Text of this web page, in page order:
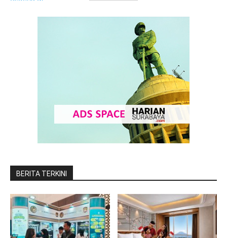
BERITA TERKINI